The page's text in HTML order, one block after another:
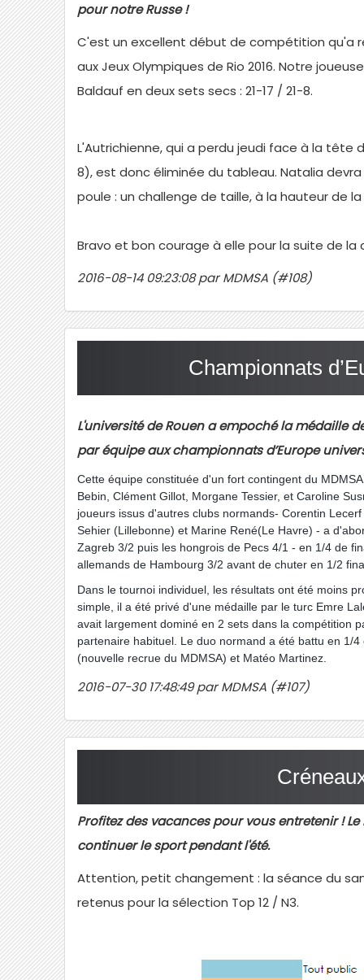
pour notre Russe !
C'est un excellent début de compétition qu'a
aux Jeux Olympiques de Rio 2016. Notre
Baldauf en deux sets secs : 21-17 / 21-8.
L'Autrichienne, qui a perdu jeudi face à la tête
8), est donc éliminée du tableau. Natalia
poule : un challenge de taille, à la hauteur de
Bravo et bon courage à elle pour la suite de
2016-08-14 09:23:08 par MDMSA (#108)
Championnats
L'université de Rouen a empoché la médaille
par équipe aux championnats d’Europe
Cette équipe constituée d'un fort contingent du
Bebin, Clément Gillot, Morgane Tessier, et Caroline
joueurs issus d'autres clubs normands- Corentin
Sehier (Lillebonne) et Marine René(Le Havre) - a
Zagreb 3/2 puis les hongrois de Pecs 4/1 - en 1/4 de
allemands de Hambourg 3/2 avant de chuter en 1/2
Dans le tournoi individuel, les résultats ont été moins
simple, il a été privé d'une médaille par le turc Emre
avait largement dominé en 2 sets dans la compétition
partenaire habituel. Le duo normand a été battu en 1/
(nouvelle recrue du MDMSA) et Matéo Martinez.
2016-07-30 17:48:49 par MDMSA (#107)
Profitez des vacances pour vous entretenir !
continuer le sport pendant l'été.
Attention, petit changement : la séance du
retenus pour la sélection Top 12 / N3.